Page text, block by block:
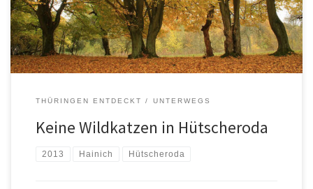
THÜRINGEN ENTDECKT UNTERWEGS
Keine Wildkatzen in Hütscheroda
2013 Hainich Hütscheroda